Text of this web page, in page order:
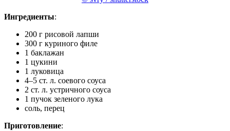
Ингредиенты:
200 г рисовой лапши
300 г куриного филе
1 баклажан
1 цукини
1 луковица
4–5 ст. л. соевого соуса
2 ст. л. устричного соуса
1 пучок зеленого лука
соль, перец
Приготовление: